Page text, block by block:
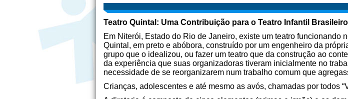
Teatro Quintal: Uma Contribuição para o Teatro Infantil Brasileiro
Em Niterói, Estado do Rio de Janeiro, existe um teatro funcionando
Quintal, em preto e abóbora, construído por um engenheiro da
grupo que o idealizou, ou fazer um teatro que da construção ao
da experiência que suas organizadoras tiveram inicialmente no
necessidade de se reorganizarem num trabalho comum que
Crianças, adolescentes e até mesmo as avós, chamadas por todos